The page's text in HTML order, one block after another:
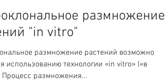
размножение
"in vitro"
размножение растений возможно
использованию технологии «in vitro» («в
Процесс размножения...